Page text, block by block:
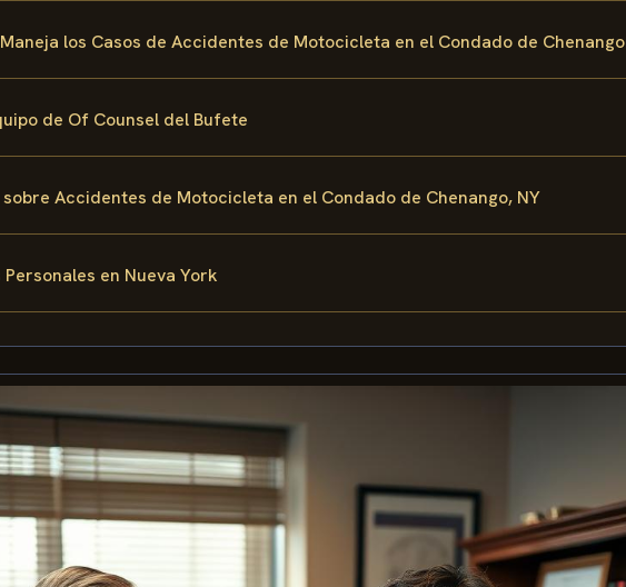
los Casos de Accidentes de Motocicleta en el Condado de Chenango
de Of Counsel del Bufete
Accidentes de Motocicleta en el Condado de Chenango, NY
en Nueva York